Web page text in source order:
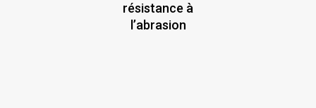
résistance à
l’abrasion